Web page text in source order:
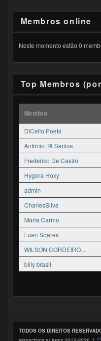
Membros online
Neste momento estão 0
Top Membros
Membro
DiCello Poeta
António Tê Santos
Frederico De Castro
Hygora Hoxy
admin
CharlesSilva
Maria Carmo
Luan Soares
WILSON CORDEIRO...
billy brasil
TODOS OS DIREITOS